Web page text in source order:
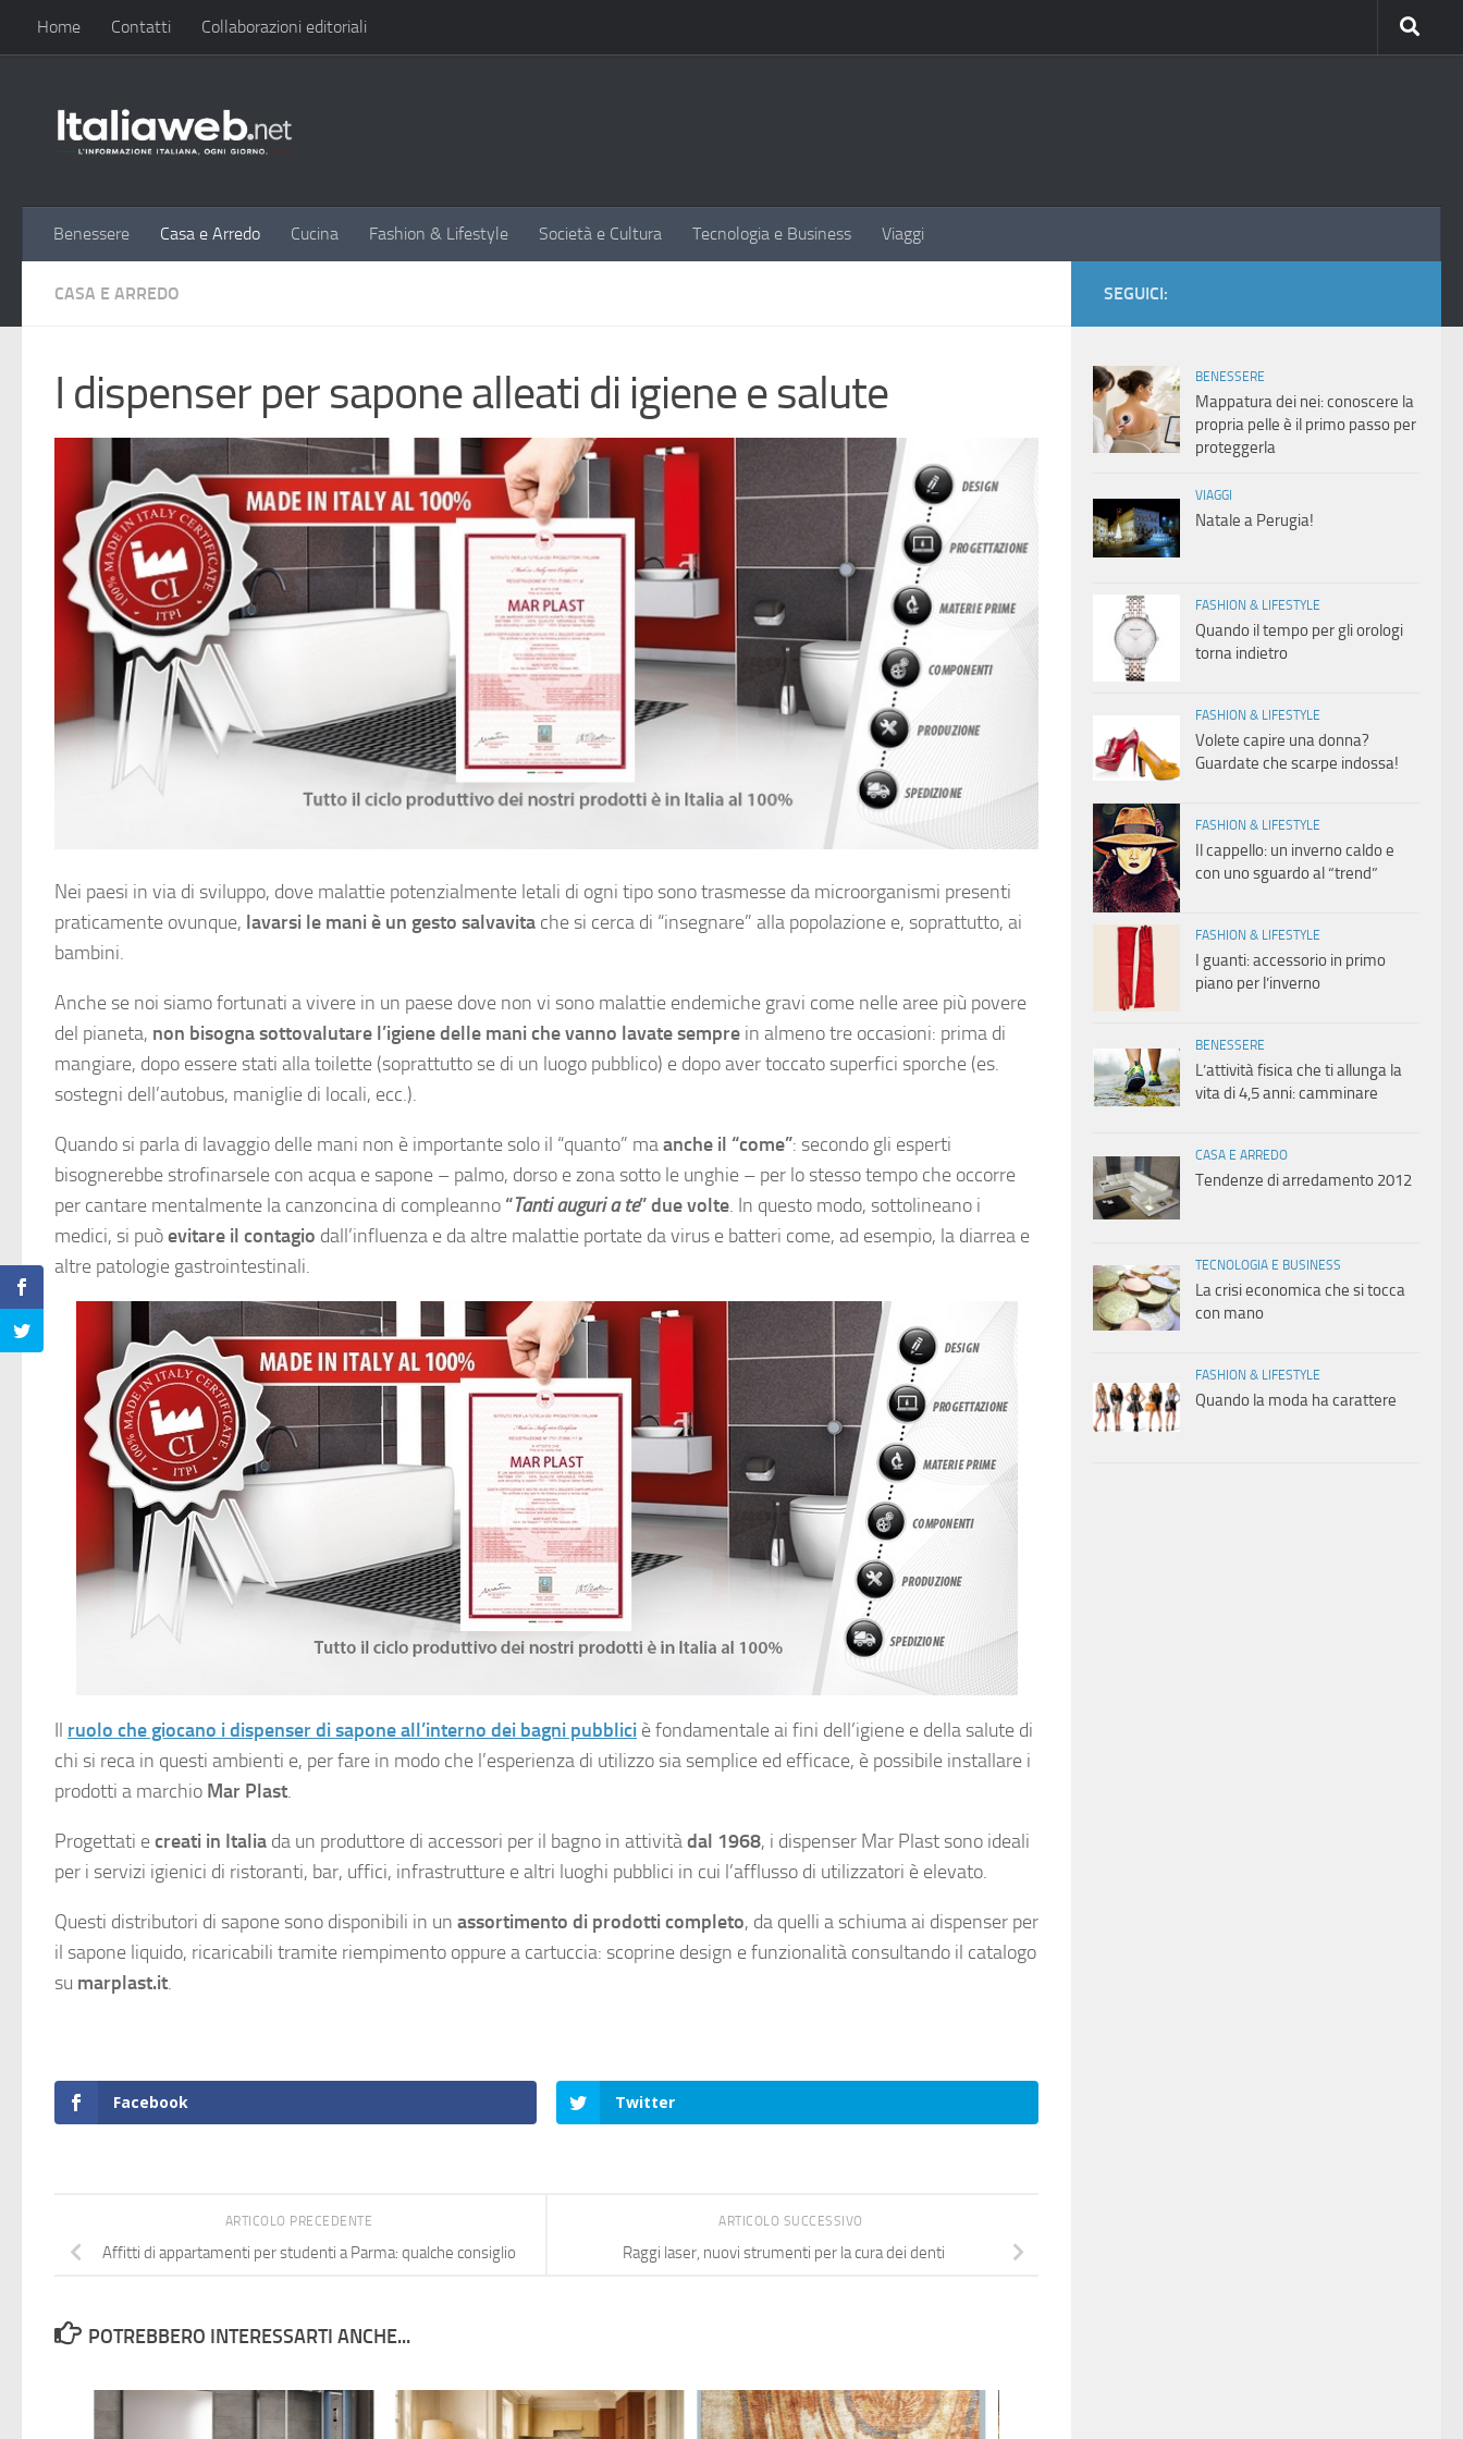
Sotto il contenuto
Home Contatti Collaborazioni editoriali
Benessere Casa e Arredo Cucina Fashion & Lifestyle Società e Cultura Tecnologia e Business Viaggi
CASA E ARREDO
I dispenser per sapone alleati di igiene e salute
Nei paesi in via di sviluppo, dove malattie potenzialmente letali di ogni tipo sono trasmesse da microorganismi presenti
praticamente ovunque, lavarsi le mani è un gesto salvavita che si cerca di “insegnare” alla popolazione e, soprattutto, ai
bambini.
Anche se noi siamo fortunati a vivere in un paese dove non vi sono malattie endemiche gravi come nelle aree più povere
del pianeta, non bisogna sottovalutare l’igiene delle mani che vanno lavate sempre in almeno tre occasioni: prima di
mangiare, dopo essere stati alla toilette (soprattutto se di un luogo pubblico) e dopo aver toccato superfici sporche (es.
sostegni dell’autobus, maniglie di locali, ecc.).
Quando si parla di lavaggio delle mani non è importante solo il “quanto” maanche il “come”: secondo gli esperti
bisognerebbe strofinarsele con acqua e sapone – palmo, dorso e zona sotto le unghie – per lo stesso tempo che occorre
per cantare mentalmente la canzoncina di compleanno “Tanti auguri a te” due volte. In questo modo, sottolineano i
medici, si puòevitare il contagio dall’influenza e da altre malattie portate da virus e batteri come, ad esempio, la diarrea e
altre patologie gastrointestinali.
Il ruolo che giocano i dispenser di sapone all’interno dei bagni pubblici è fondamentale ai fini dell’igiene e della salute di
chi si reca in questi ambienti e, per fare in modo che l’esperienza di utilizzo sia semplice ed efficace, è possibile installare i
prodotti a marchio Mar Plast.
Progettati ecreati in Italia da un produttore di accessori per il bagno in attivitàdal 1968, i dispenser Mar Plast sono ideali
per i servizi igienici di ristoranti, bar, uffici, infrastrutture e altri luoghi pubblici in cui l’afflusso di utilizzatori è elevato.
Questi distributori di sapone sono disponibili in un assortimento di prodotti completo, da quelli a schiuma ai dispenser per
il sapone liquido, ricaricabili tramite riempimento oppure a cartuccia: scoprine design e funzionalità consultando il catalogo
su marplast.it.
Facebook Twitter
ARTICOLO SUCCESSIVO
Raggi laser, nuovi strumenti per la cura dei denti
ARTICOLO PRECEDENTE
Affitti di appartamenti per studenti a Parma: qualche consiglio
POTREBBERO INTERESSARTI ANCHE...
SEGUICI:
BENESSERE
Mappatura dei nei: conoscere la
propria pelle è il primo passo per
proteggerla
VIAGGI
Natale a Perugia!
FASHION & LIFESTYLE
Quando il tempo per gli orologi
torna indietro
FASHION & LIFESTYLE
Volete capire una donna?
Guardate che scarpe indossa!
FASHION & LIFESTYLE
Il cappello: un inverno caldo e
con uno sguardo al “trend”
FASHION & LIFESTYLE
I guanti: accessorio in primo
piano per l’inverno
BENESSERE
L’attività fisica che ti allunga la
vita di 4,5 anni: camminare
CASA E ARREDO
Tendenze di arredamento 2012
TECNOLOGIA E BUSINESS
La crisi economica che si tocca
con mano
FASHION & LIFESTYLE
Quando la moda ha carattere